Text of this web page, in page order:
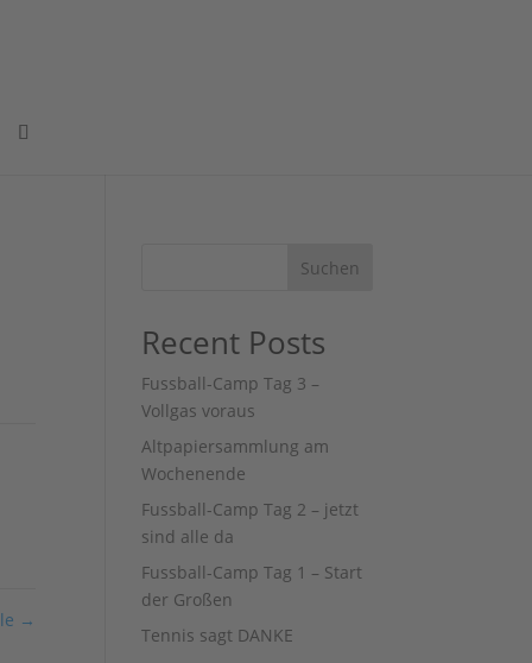
→
Suchen
Recent Posts
Fussball-Camp Tag 3 –
Vollgas voraus
Altpapiersammlung am
Wochenende
Fussball-Camp Tag 2 – jetzt
sind alle da
Fussball-Camp Tag 1 – Start
der Großen
Tennis sagt DANKE